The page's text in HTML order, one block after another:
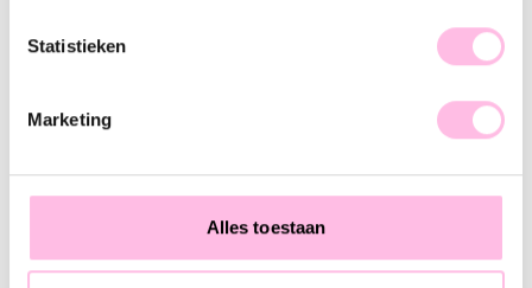
Statistieken
Marketing
Alles toestaan
€ 14,95 € 9,95